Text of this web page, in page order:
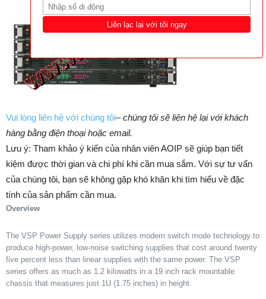
Vui lòng liên hệ với chúng tôi–chúng tôi sẽ liên hệ lại với khách
hàng bằng điện thoại hoặc email.
Lưu ý: Tham khảo ý kiến của nhân viên AOIP sẽ giúp bạn tiết
kiệm được thời gian và chi phí khi cần mua sắm. ​​Với sự tư vấn
của chúng tôi, bạn sẽ không gặp khó khăn khi tìm hiểu về đặc
tính của sản phẩm cần mua.
Overview
The VSP Power Supply series utilizes modern switch mode technology to
produce high-power, low-noise switching supplies that cost around twenty
five percent less than linear supplies with the same power. The VSP
series offers as much as 1.2 kilowatts in a 19 inch rack mountable
chassis that measures just 1U (1.75 inches) in height.